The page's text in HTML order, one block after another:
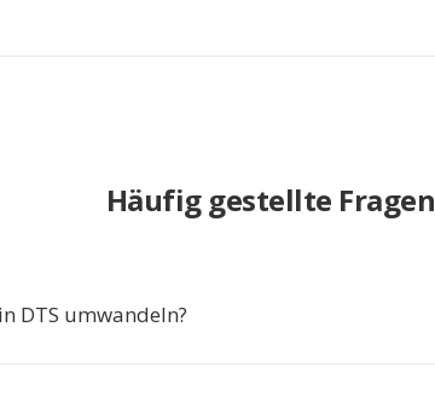
Häufig gestellte Fragen
DTS umwandeln?